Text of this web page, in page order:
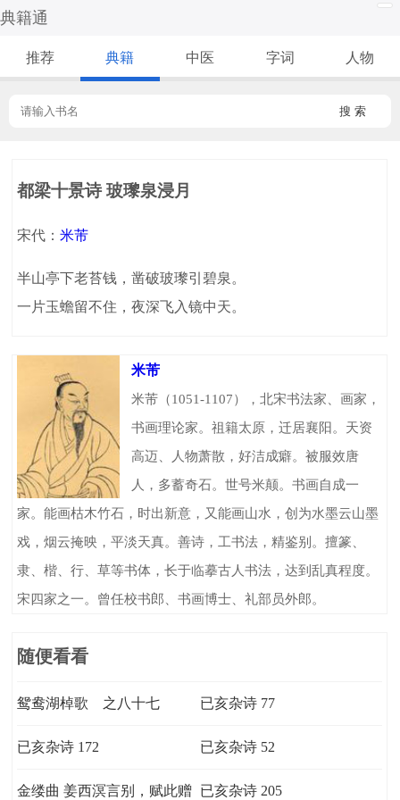
典籍通
推荐 典籍 中医 字词 人物
搜 索
都梁十景诗 玻瓈泉浸月
宋代：米芾
半山亭下老苔钱，凿破玻瓈引碧泉。
一片玉蟾留不住，夜深飞入镜中天。
米芾
米芾（1051-1107），北宋书法家、画家，
书画理论家。祖籍太原，迁居襄阳。天资
高迈、人物萧散，好洁成癖。被服效唐
人，多蓄奇石。世号米颠。书画自成一
家。能画枯木竹石，时出新意，又能画山水，创为水墨云山墨
戏，烟云掩映，平淡天真。善诗，工书法，精鉴别。擅篆、
隶、楷、行、草等书体，长于临摹古人书法，达到乱真程度。
宋四家之一。曾任校书郎、书画博士、礼部员外郎。
随便看看
鸳鸯湖棹歌 之八十七 已亥杂诗 77
已亥杂诗 172 已亥杂诗 52
金缕曲 姜西溟言别，赋此赠 已亥杂诗 205